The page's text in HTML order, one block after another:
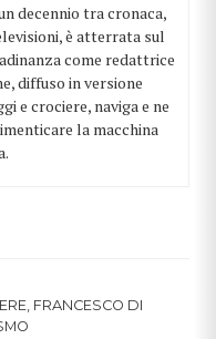
decennio tra cronaca,
è atterrata sul
come redattrice
diffuso in versione
e crociere, naviga e ne
la macchina
FRANCESCO DI